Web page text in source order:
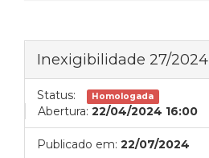
Inexigibilidade 27/2024
Status: Homologada
Abertura: 22/04/2024 16:00
Publicado em: 22/07/2024